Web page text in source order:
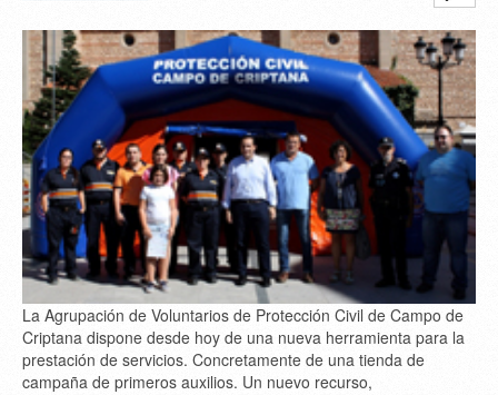
La Agrupación de Voluntarios de Protección Civil de Campo de
Criptana dispone desde hoy de una nueva herramienta para la
prestación de servicios. Concretamente de una tienda de
campaña de primeros auxilios. Un nuevo recurso,